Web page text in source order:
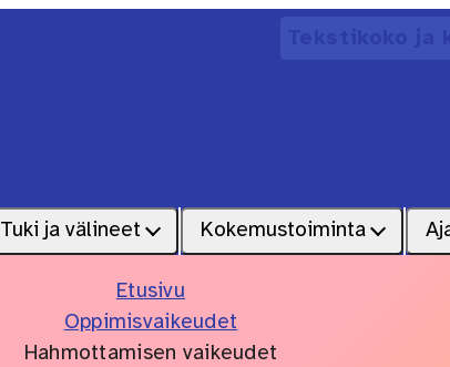
Tuki ja välineet Kokemustoiminta
Etusivu
Oppimisvaikeudet
Hahmottamisen vaikeudet